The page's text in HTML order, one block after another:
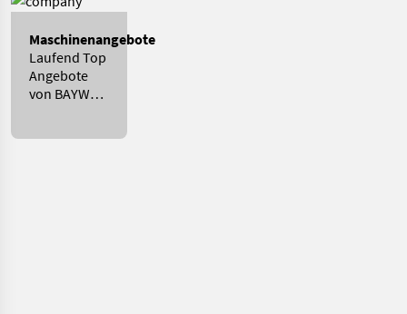
Maschinenangebote
Laufend Top
Angebote
von BAYWA